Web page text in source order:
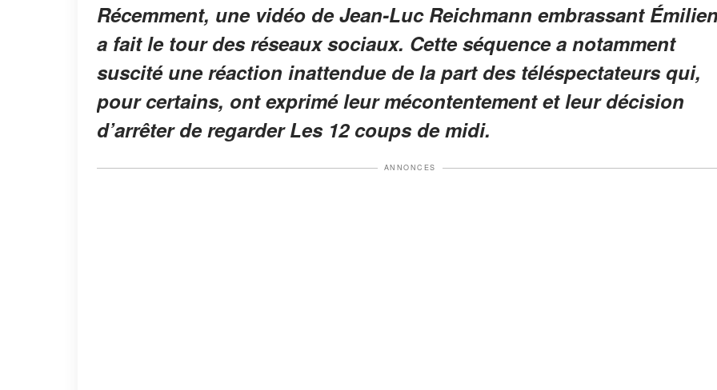
Récemment, une vidéo de Jean-Luc Reichmann embrassant Émilien
a fait le tour des réseaux sociaux. Cette séquence a notamment
suscité une réaction inattendue de la part des téléspectateurs qui,
pour certains, ont exprimé leur mécontentement et leur décision
d’arrêter de regarderLes 12 coups de midi.
ANNONCES